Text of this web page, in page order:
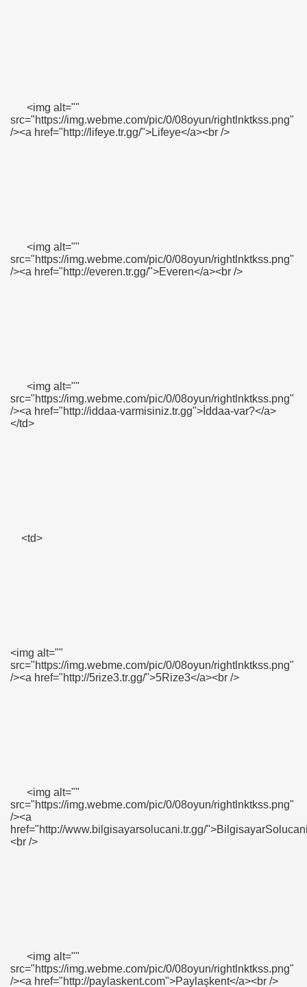
<img alt=""
src="https://img.webme.com/pic/0/08oyun/rightlnktkss.png"
/><a href="http://lifeye.tr.gg/">Lifeye</a><br />
<img alt=""
src="https://img.webme.com/pic/0/08oyun/rightlnktkss.png"
/><a href="http://everen.tr.gg/">Everen</a><br />
<img alt=""
src="https://img.webme.com/pic/0/08oyun/rightlnktkss.png"
/><a href="http://iddaa-varmisiniz.tr.gg">İddaa-var?</a>
</td>
<td>
<img alt=""
src="https://img.webme.com/pic/0/08oyun/rightlnktkss.png"
/><a href="http://5rize3.tr.gg/">5Rize3</a><br />
<img alt=""
src="https://img.webme.com/pic/0/08oyun/rightlnktkss.png"
/><a
href="http://www.bilgisayarsolucani.tr.gg/
<br />
<img alt=""
src="https://img.webme.com/pic/0/08oyun/rightlnktkss.png"
/><a href="http://paylaskent.com">Paylaşkent</a><br />